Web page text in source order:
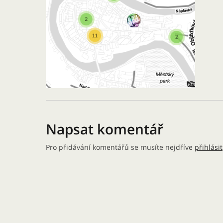
Napsat komentář
Pro přidávání komentářů se musíte nejdříve přihlásit